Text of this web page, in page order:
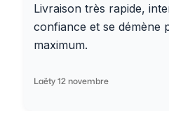
Livraison très rapide,
confiance et se démène
maximum.
Laëty 12 novembre